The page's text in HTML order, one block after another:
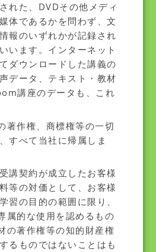
れた、DVDその他メディ
体であるかを問わず、文
報のいずれかが記録され
います。インターネット
ダウンロードした講義の
データ、テキスト・教材
講座のデータも、これ
著作権、商標権等の一切
すべて当社に帰属しま
講契約が成立したお客様
等の対価として、お客様
習の目的の範囲に限り、
属的な使用を認めるもの
の著作権等の知的財産権
るものではないことはも